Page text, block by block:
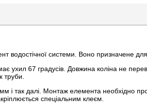
системи. Воно призначене для
ухил 67 градусів. Довжина коліна не
труби.
і так далі. Монтаж елемента необхідно
спеціальним клеєм.